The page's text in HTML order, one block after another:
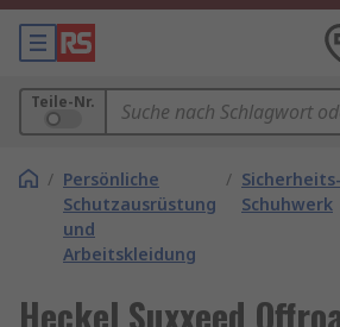
Teile-Nr.
/ Persönliche
Schutzausrüstung
und
Arbeitskleidung
/ Sicherheits-
Schuhwerk
Heckel Suxxeed